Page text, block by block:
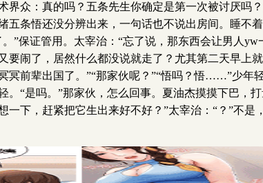
：真的吗？五条先生你确定是第一次被讨厌吗
五条悟还没分辨出来，一句话也不说出房间。睡不
”保证管用。太宰治：“忘了说，那东西会让男人
要闹了，居然什么都没说就走了？尤其第二天早上
冥前辈出国了。”“那家伙呢？”“悟吗？悟……”少年
。“是吗。”那家伙，怎么回事。夏油杰摸摸下巴
下，赶紧把它生出来好不好？”太宰治：“？”不